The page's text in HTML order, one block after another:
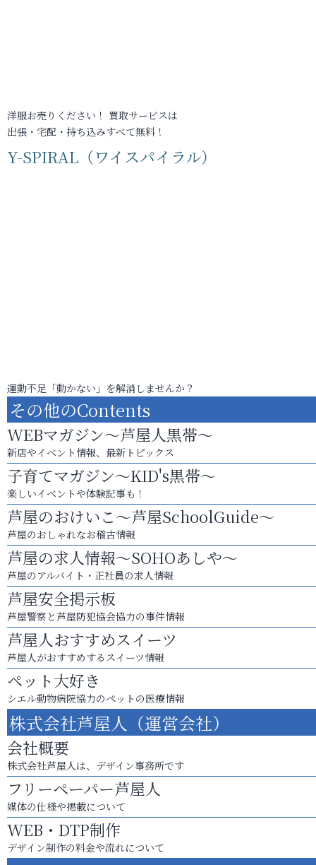
洋服お売りください！ 買取サービスは
出張・宅配・持ち込みすべて無料！
Y-SPIRAL（ワイスパイラル）
運動不足「動かない」を解消しませんか？
その他のContents
WEBマガジン～芦屋人黒帯～
新店やイベント情報、最新トピックス
子育てマガジン～KID's黒帯～
楽しいイベントや体験記事も！
芦屋のおけいこ～芦屋SchoolGuide～
芦屋のおしゃれなお稽古情報
芦屋の求人情報～SOHOあしや～
芦屋のアルバイト・正社員の求人情報
芦屋安全掲示板
芦屋警察と芦屋防犯協会協力の事件情報
芦屋人おすすめスイーツ
芦屋人がおすすめするスイーツ情報
ペット大好き
シエル動物病院協力のペットの医療情報
株式会社芦屋人（運営会社）
会社概要
株式会社芦屋人は、デザイン事務所です
フリーペーパー芦屋人
媒体の仕様や掲載について
WEB・DTP制作
デザイン制作の料金や流れについて